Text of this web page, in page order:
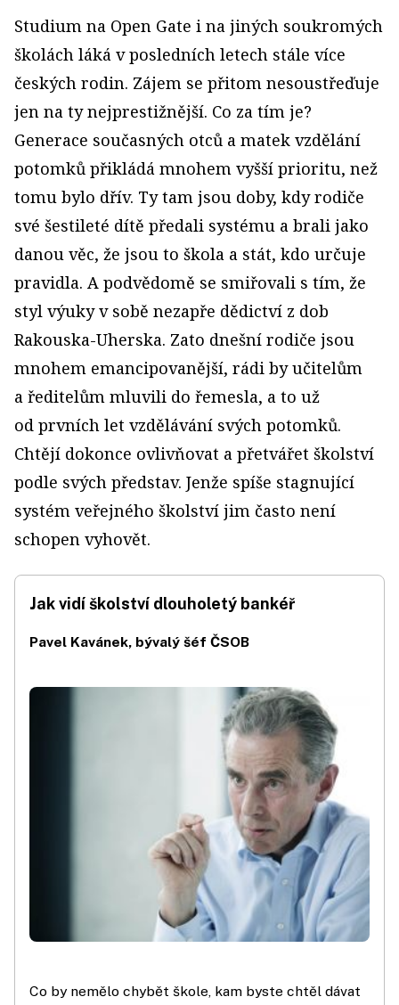
Studium na Open Gate i na jiných soukromých
školách láká v posledních letech stále více
českých rodin. Zájem se přitom nesoustřeďuje
jen na ty nejprestižnější. Co za tím je?
Generace současných otců a matek vzdělání
potomků přikládá mnohem vyšší prioritu, než
tomu bylo dřív. Ty tam jsou doby, kdy rodiče
své šestileté dítě předali systému a brali jako
danou věc, že jsou to škola a stát, kdo určuje
pravidla. A podvědomě se smiřovali s tím, že
styl výuky v sobě nezapře dědictví z dob
Rakouska-Uherska. Zato dnešní rodiče jsou
mnohem emancipovanější, rádi by učitelům
a ředitelům mluvili do řemesla, a to už
od prvních let vzdělávání svých potomků.
Chtějí dokonce ovlivňovat a přetvářet školství
podle svých představ. Jenže spíše stagnující
systém veřejného školství jim často není
schopen vyhovět.
Jak vidí školství dlouholetý bankéř
Pavel Kavánek, bývalý šéf ČSOB
Co by nemělo chybět škole, kam byste chtěl dávat